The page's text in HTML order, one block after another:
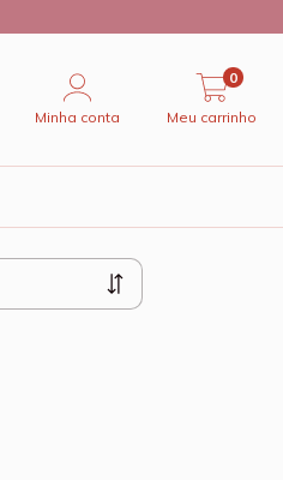
Minha conta Meu carrinho
0